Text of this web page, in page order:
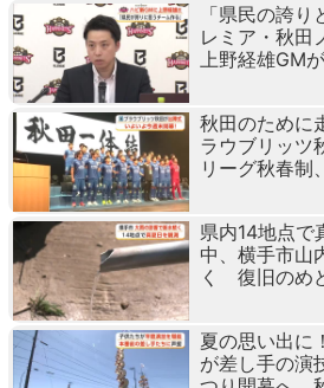
「県民の誇
レミア・秋田
上野経雄GM
秋田のために
ラウブリッ
リーグ秋春制
県内14地点
中、横手市山
く 復旧のめ
夏の思い出に
が差し手の